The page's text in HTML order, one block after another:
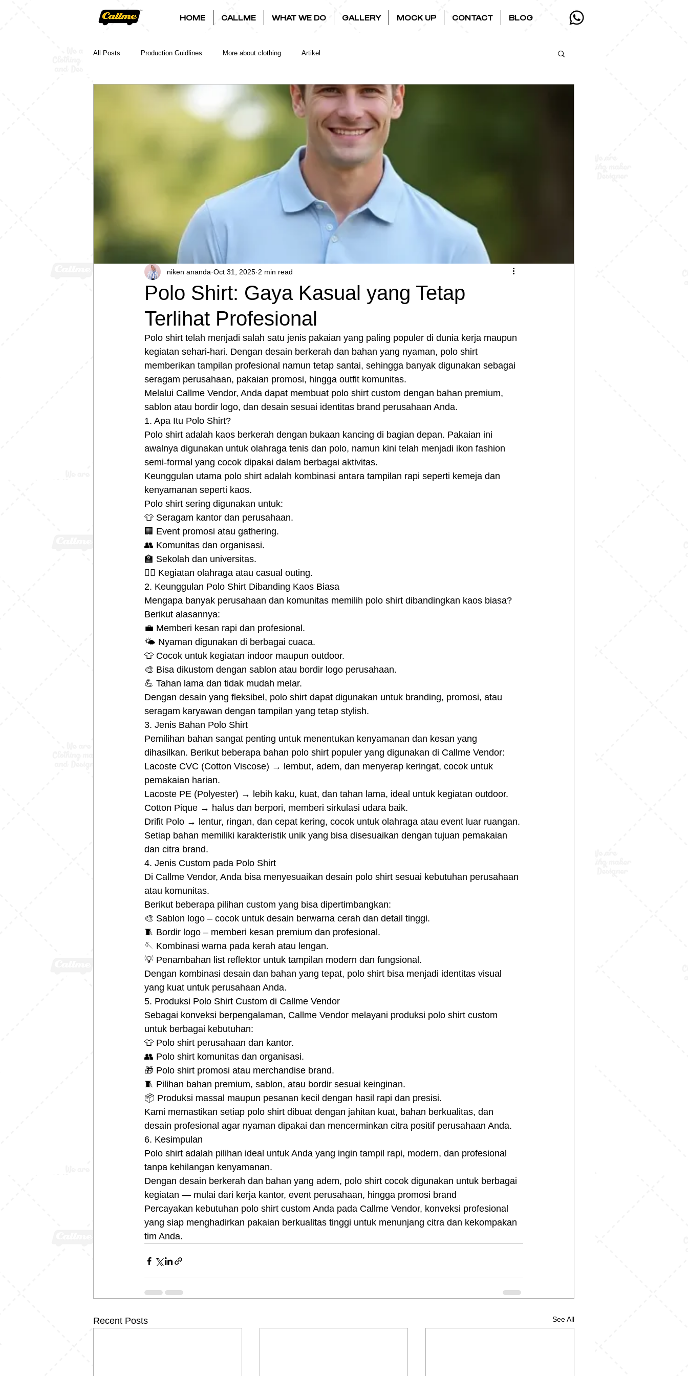
HOME CALLME WHAT WE DO GALLERY MOCK UP CONTACT BLOG
All Posts Production Guidlines More about clothing Artikel
Polo Shirt: Gaya Kasual yang Tetap
Terlihat Profesional
niken ananda Oct 31, 2025 2 min read
Polo shirt telah menjadi salah satu jenis pakaian yang paling populer di dunia kerja maupun
kegiatan sehari-hari. Dengan desain berkerah dan bahan yang nyaman, polo shirt
memberikan tampilan profesional namun tetap santai, sehingga banyak digunakan sebagai
seragam perusahaan, pakaian promosi, hingga outfit komunitas.
Melalui Callme Vendor, Anda dapat membuat polo shirt custom dengan bahan premium,
sablon atau bordir logo, dan desain sesuai identitas brand perusahaan Anda.
1. Apa Itu Polo Shirt?
Polo shirt adalah kaos berkerah dengan bukaan kancing di bagian depan. Pakaian ini
awalnya digunakan untuk olahraga tenis dan polo, namun kini telah menjadi ikon fashion
semi-formal yang cocok dipakai dalam berbagai aktivitas.
Keunggulan utama polo shirt adalah kombinasi antara tampilan rapi seperti kemeja dan
kenyamanan seperti kaos.
Polo shirt sering digunakan untuk:
👕 Seragam kantor dan perusahaan.
🏢 Event promosi atau gathering.
👥 Komunitas dan organisasi.
🏫 Sekolah dan universitas.
🏌️‍♂️ Kegiatan olahraga atau casual outing.
2. Keunggulan Polo Shirt Dibanding Kaos Biasa
Mengapa banyak perusahaan dan komunitas memilih polo shirt dibandingkan kaos biasa?
Berikut alasannya:
💼 Memberi kesan rapi dan profesional.
🌤️ Nyaman digunakan di berbagai cuaca.
👕 Cocok untuk kegiatan indoor maupun outdoor.
🎨 Bisa dikustom dengan sablon atau bordir logo perusahaan.
💪 Tahan lama dan tidak mudah melar.
Dengan desain yang fleksibel, polo shirt dapat digunakan untuk branding, promosi, atau
seragam karyawan dengan tampilan yang tetap stylish.
3. Jenis Bahan Polo Shirt
Pemilihan bahan sangat penting untuk menentukan kenyamanan dan kesan yang
dihasilkan. Berikut beberapa bahan polo shirt populer yang digunakan di Callme Vendor:
Lacoste CVC (Cotton Viscose) → lembut, adem, dan menyerap keringat, cocok untuk
pemakaian harian.
Lacoste PE (Polyester) → lebih kaku, kuat, dan tahan lama, ideal untuk kegiatan outdoor.
Cotton Pique → halus dan berpori, memberi sirkulasi udara baik.
Drifit Polo → lentur, ringan, dan cepat kering, cocok untuk olahraga atau event luar ruangan.
Setiap bahan memiliki karakteristik unik yang bisa disesuaikan dengan tujuan pemakaian
dan citra brand.
4. Jenis Custom pada Polo Shirt
Di Callme Vendor, Anda bisa menyesuaikan desain polo shirt sesuai kebutuhan perusahaan
atau komunitas.
Berikut beberapa pilihan custom yang bisa dipertimbangkan:
🎨 Sablon logo – cocok untuk desain berwarna cerah dan detail tinggi.
🧵 Bordir logo – memberi kesan premium dan profesional.
🪡 Kombinasi warna pada kerah atau lengan.
💡 Penambahan list reflektor untuk tampilan modern dan fungsional.
Dengan kombinasi desain dan bahan yang tepat, polo shirt bisa menjadi identitas visual
yang kuat untuk perusahaan Anda.
5. Produksi Polo Shirt Custom di Callme Vendor
Sebagai konveksi berpengalaman, Callme Vendor melayani produksi polo shirt custom
untuk berbagai kebutuhan:
👕 Polo shirt perusahaan dan kantor.
👥 Polo shirt komunitas dan organisasi.
🎁 Polo shirt promosi atau merchandise brand.
🧵 Pilihan bahan premium, sablon, atau bordir sesuai keinginan.
📦 Produksi massal maupun pesanan kecil dengan hasil rapi dan presisi.
Kami memastikan setiap polo shirt dibuat dengan jahitan kuat, bahan berkualitas, dan
desain profesional agar nyaman dipakai dan mencerminkan citra positif perusahaan Anda.
6. Kesimpulan
Polo shirt adalah pilihan ideal untuk Anda yang ingin tampil rapi, modern, dan profesional
tanpa kehilangan kenyamanan.
Dengan desain berkerah dan bahan yang adem, polo shirt cocok digunakan untuk berbagai
kegiatan — mulai dari kerja kantor, event perusahaan, hingga promosi brand
Percayakan kebutuhan polo shirt custom Anda pada Callme Vendor, konveksi profesional
yang siap menghadirkan pakaian berkualitas tinggi untuk menunjang citra dan kekompakan
tim Anda.
Recent Posts See All